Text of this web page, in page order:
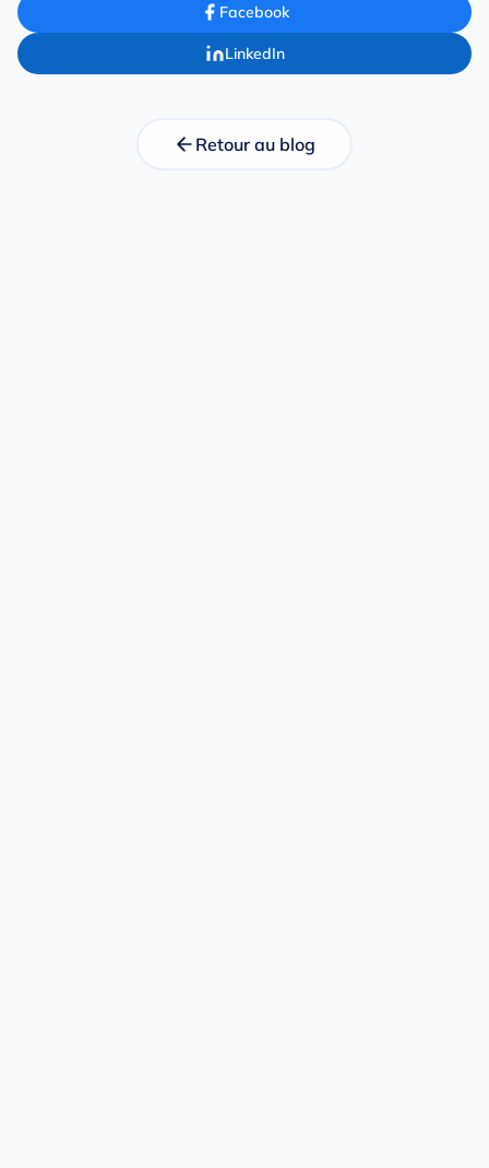
Facebook
LinkedIn
Retour au blog